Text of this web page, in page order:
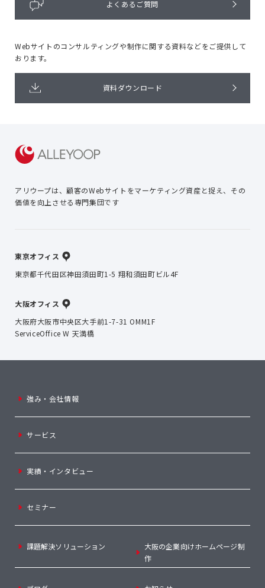
よくあるご質問
Webサイトのコンサルティングや制作に関する資料などをご提供して
おります。
資料ダウンロード
アリウープは、顧客のWebサイトをマーケティング資産と捉え、 その
価値を向上させる専門集団です
東京オフィス
東京都千代田区神田須田町1-5 翔和須田町ビル4F
大阪オフィス
大阪府大阪市中央区大手前1-7-31 OMM1F
ServiceOffice W 天満橋
強み・会社情報
サービス
実績・インタビュー
セミナー
課題解決ソリューション
大阪の企業向けホームページ制
作